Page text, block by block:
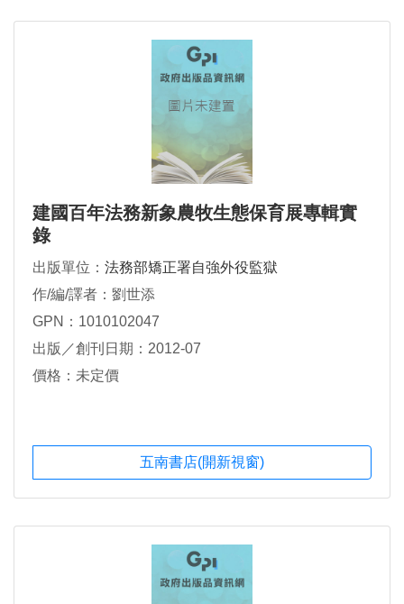
建國百年法務新象農牧生態保育展專輯實
錄
出版單位： 法務部矯正署自強外役監獄
作/編/譯者：劉世添
GPN：1010102047
出版／創刊日期：2012-07
價格：未定價
五南書店(開新視窗)